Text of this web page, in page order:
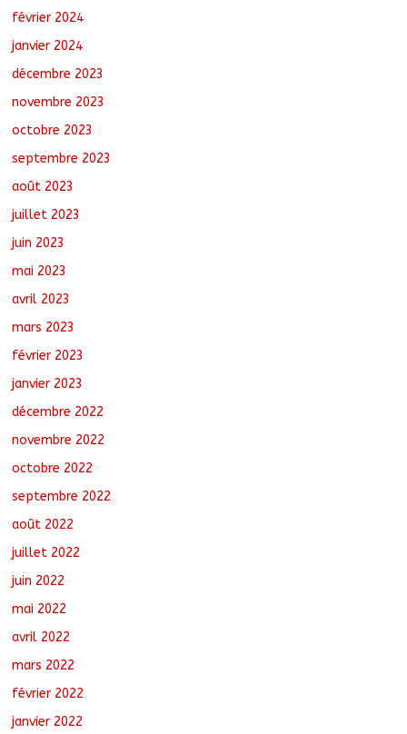
février 2024
janvier 2024
décembre 2023
novembre 2023
octobre 2023
septembre 2023
août 2023
juillet 2023
juin 2023
mai 2023
avril 2023
mars 2023
février 2023
janvier 2023
décembre 2022
novembre 2022
octobre 2022
septembre 2022
août 2022
juillet 2022
juin 2022
mai 2022
avril 2022
mars 2022
février 2022
janvier 2022